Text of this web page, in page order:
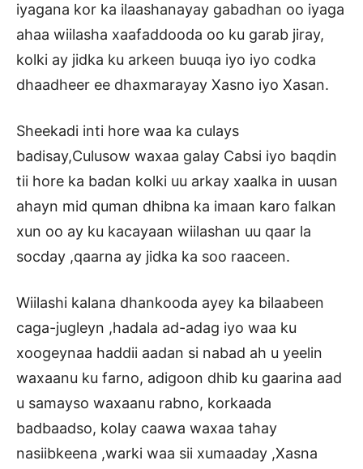
iyagana kor ka ilaashanayay gabadhan oo iyaga
ahaa wiilasha xaafaddooda oo ku garab jiray,
kolki ay jidka ku arkeen buuqa iyo iyo codka
dhaadheer ee dhaxmarayay Xasno iyo Xasan.
Sheekadi inti hore waa ka culays
badisay,Culusow waxaa galay Cabsi iyo baqdin
tii hore ka badan kolki uu arkay xaalka in uusan
ahayn mid quman dhibna ka imaan karo falkan
xun oo ay ku kacayaan wiilashan uu qaar la
socday ,qaarna ay jidka ka soo raaceen.
Wiilashi kalana dhankooda ayey ka bilaabeen
caga-jugleyn ,hadala ad-adag iyo waa ku
xoogeynaa haddii aadan si nabad ah u yeelin
waxaanu ku farno, adigoon dhib ku gaarina aad
u samayso waxaanu rabno, korkaada
badbaadso, kolay caawa waxaa tahay
nasiibkeena ,warki waa sii xumaaday ,Xasna